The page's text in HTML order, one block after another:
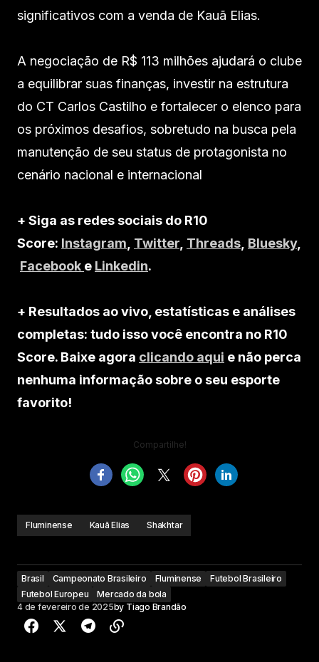
significativos com a venda de Kauã Elias.
A negociação de R$ 113 milhões ajudará o clube
a equilibrar suas finanças, investir na estrutura
do CT Carlos Castilho e fortalecer o elenco para
os próximos desafios, sobretudo na busca pela
manutenção de seu status de protagonista no
cenário nacional e internacional
+ Siga as redes sociais do R10
Score: Instagram, Twitter, Threads, Bluesky,
Facebook e Linkedin.
+ Resultados ao vivo, estatísticas e análises
completas: tudo isso você encontra no R10
Score. Baixe agora clicando aqui e não perca
nenhuma informação sobre o seu esporte
favorito!
Compartilhe!
Fluminense Kauã Elias Shakhtar
Brasil Campeonato Brasileiro Fluminense
Futebol Brasileiro
Futebol Europeu
Mercado da bola
4 de fevereiro de 2025by Tiago Brandão